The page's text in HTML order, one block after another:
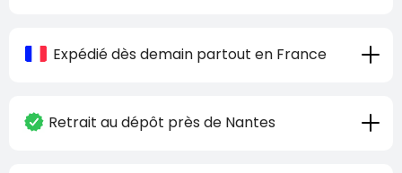
Expédié dès demain partout en France
Retrait au dépôt près de Nantes